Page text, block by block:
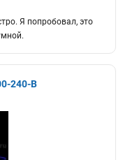
Я попробовал, это
240-B